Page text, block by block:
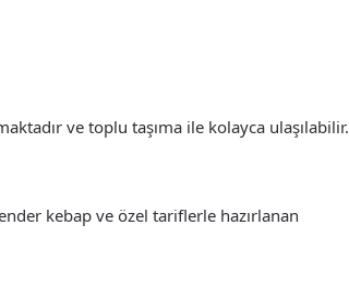
ve toplu taşıma ile kolayca ulaşılabilir.
kebap ve özel tariflerle hazırlanan